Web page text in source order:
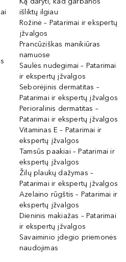
išliktų ilgiau
Rožinė – Patarimai ir ekspertų
įžvalgos
Prancūziškas manikiūras
namuose
Saulės nudegimai – Patarimai
ir ekspertų įžvalgos
Seborėjinis dermatitas –
Patarimai ir ekspertų įžvalgos
Perioralinis dermatitas –
Patarimai ir ekspertų įžvalgos
Vitaminas E – Patarimai ir
ekspertų įžvalgos
Tamsūs paakiai – Patarimai ir
ekspertų įžvalgos
Žilų plaukų dažymas –
Patarimai ir ekspertų įžvalgos
Azelaino rūgštis – Patarimai ir
ekspertų įžvalgos
Dieninis makiažas – Patarimai
ir ekspertų įžvalgos
Savaiminio įdegio priemonės
naudojimas